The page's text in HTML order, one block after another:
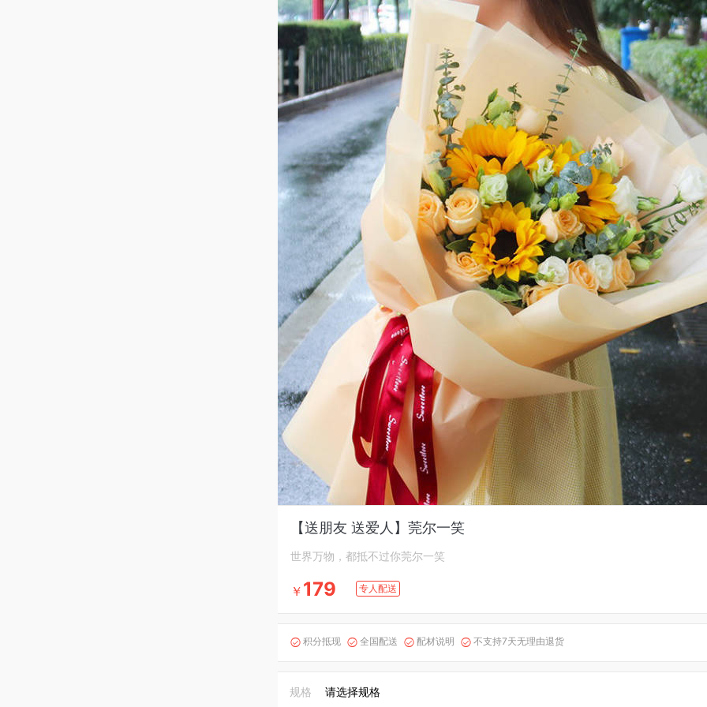
【送朋友 送爱人】莞尔一笑
世界万物，都抵不过你莞尔一笑
￥ 179 专人配送
 积分抵现  全国配送  配材说明  不支持7天无理由退货
规格 请选择规格